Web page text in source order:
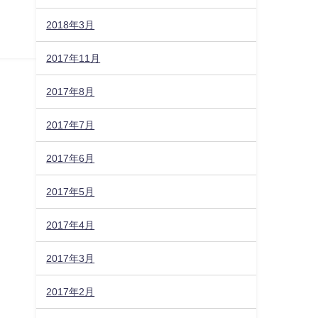
2018年3月
2017年11月
2017年8月
2017年7月
2017年6月
2017年5月
2017年4月
2017年3月
2017年2月